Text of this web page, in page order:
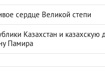
сердце Великой степи
Казахстан и казахскую
Памира